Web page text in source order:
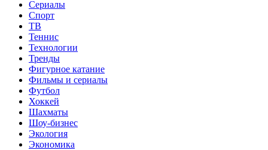
Сериалы
Спорт
ТВ
Теннис
Технологии
Тренды
Фигурное катание
Фильмы и сериалы
Футбол
Хоккей
Шахматы
Шоу-бизнес
Экология
Экономика